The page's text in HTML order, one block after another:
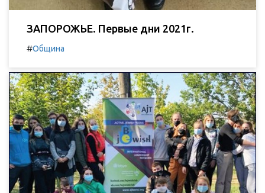
ЗАПОРОЖЬЕ. Первые дни 2021г.
#Община